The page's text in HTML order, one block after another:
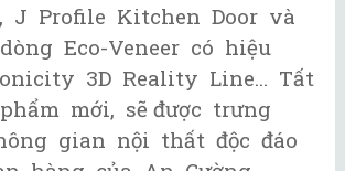
J Profile Kitchen Door và
Eco-Veneer có hiệu
3D Reality Line... Tất
mới, sẽ được trưng
gian nội thất độc đáo